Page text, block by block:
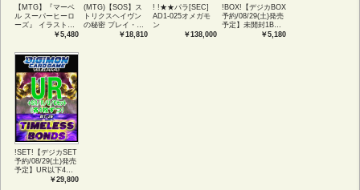
【MTG】『マーベ
ル スーパーヒーロ
ーズ』 イラストコ
レクション 54種コ
アートカード(JPN)
￥5,480
(MTG)【SOS】ス
トリクスヘイヴン
の秘密 プレイ・ブ
ースター1BOX日本
￥18,810
! !★★パラ[SEC]
AD1-025オメガモ
ン
￥138,000
!BOX!【デジカBOX
予約/08/29(土)発売
予定】未開封1BOX
￥5,180
!SET!【デジカSET
予約/08/29(土)発売
予定】UR以下4コ
ンセット 【BT-￥29,800